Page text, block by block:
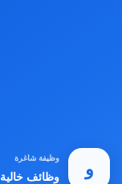
و
وظيفة شاغرة
وظائف خالية